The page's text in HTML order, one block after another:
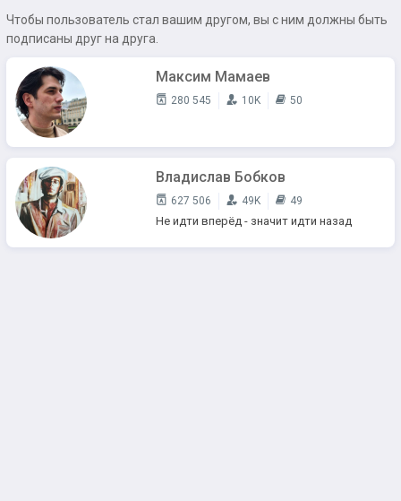
Чтобы пользователь стал вашим другом, вы с ним должны быть
подписаны друг на друга.
Максим Мамаев
280 545 10K 50
Владислав Бобков
627 506 49K 49
Не идти вперёд - значит идти назад